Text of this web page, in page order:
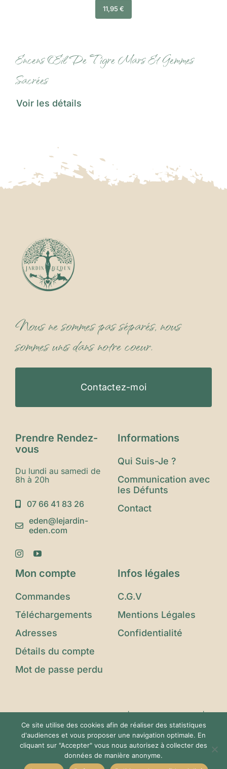
11,95 €
Encens Œil De Tigre Mars Et Gemmes
Sacrées
Voir les détails
Nous ne sommes pas séparés, nous
sommes unis dans notre coeur.
Contactez-moi
Prendre Rendez-
vous
Du lundi au samedi de
8h à 20h
07 66 41 83 26
eden@lejardin-
eden.com
Informations
Qui Suis-Je ?
Communication avec
les Défunts
Contact
Mon compte
Commandes
Téléchargements
Adresses
Détails du compte
Mot de passe perdu
Infos légales
C.G.V
Mentions Légales
Confidentialité
© Copyright 2023 - 2025 |Le Jardin d'Eden|
Tous Droits Réservés | Conçu avec ❤️ par
Imagin'Up Communication
Ce site utilise des cookies afin de réaliser des statistiques
d'audiences et vous proposer une navigation optimale. En
cliquant sur "Accepter" vous nous autorisez à collecter des
données de manière anonyme.